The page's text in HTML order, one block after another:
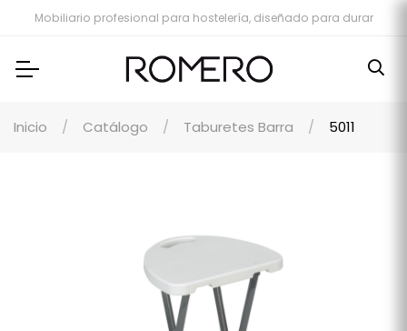
Mobiliario profesional para hostelería, diseñado para durar
Inicio Catálogo Taburetes Barra 5011